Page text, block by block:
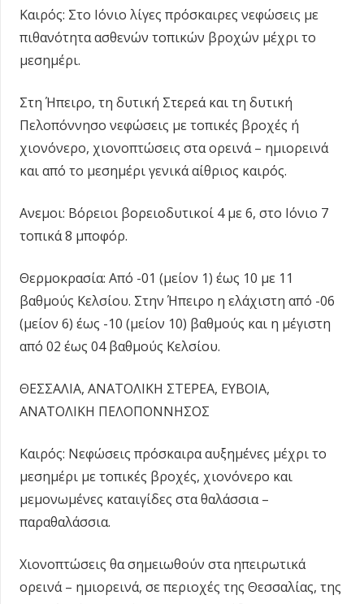
Καιρός: Στο Ιόνιο λίγες πρόσκαιρες νεφώσεις με
πιθανότητα ασθενών τοπικών βροχών μέχρι το
μεσημέρι.
Στη Ήπειρο, τη δυτική Στερεά και τη δυτική
Πελοπόννησο νεφώσεις με τοπικές βροχές ή
χιονόνερο, χιονοπτώσεις στα ορεινά – ημιορεινά
και από το μεσημέρι γενικά αίθριος καιρός.
Ανεμοι: Βόρειοι βορειοδυτικοί 4 με 6, στο Ιόνιο 7
τοπικά 8 μποφόρ.
Θερμοκρασία: Από -01 (μείον 1) έως 10 με 11
βαθμούς Κελσίου. Στην Ήπειρο η ελάχιστη από -06
(μείον 6) έως -10 (μείον 10) βαθμούς και η μέγιστη
από 02 έως 04 βαθμούς Κελσίου.
ΘΕΣΣΑΛΙΑ, ΑΝΑΤΟΛΙΚΗ ΣΤΕΡΕΑ, ΕΥΒΟΙΑ,
ΑΝΑΤΟΛΙΚΗ ΠΕΛΟΠΟΝΝΗΣΟΣ
Καιρός: Νεφώσεις πρόσκαιρα αυξημένες μέχρι το
μεσημέρι με τοπικές βροχές, χιονόνερο και
μεμονωμένες καταιγίδες στα θαλάσσια –
παραθαλάσσια.
Χιονοπτώσεις θα σημειωθούν στα ηπειρωτικά
ορεινά – ημιορεινά, σε περιοχές της Θεσσαλίας, της